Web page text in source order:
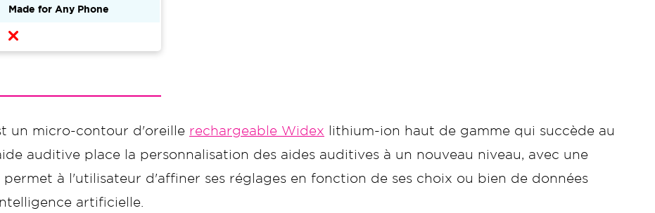
Made for Any Phone
un micro-contour d'oreille rechargeable Widex lithium-ion haut de gamme qui succède au
auditive place la personnalisation des aides auditives à un nouveau niveau, avec une
à l'utilisateur d'affiner ses réglages en fonction de ses choix ou bien de données
artificielle.